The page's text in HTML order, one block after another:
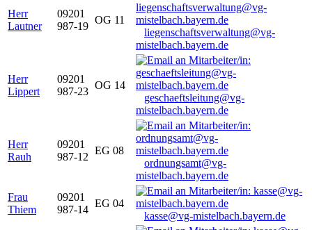
Herr
Lautner
09201
987-19
OG 11
liegenschaftsverwaltung@vg-
mistelbach.bayern.de
Herr
Lippert
09201
987-23
OG 14
geschaeftsleitung@vg-
mistelbach.bayern.de
Herr
Rauh
09201
987-12
EG 08
ordnungsamt@vg-
mistelbach.bayern.de
Frau
Thiem
09201
987-14
EG 04
kasse@vg-mistelbach.bayern.de